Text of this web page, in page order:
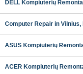
DELL Kompiuterių
Computer Repair in
ASUS Kompiuterių
ACER Kompiuterių